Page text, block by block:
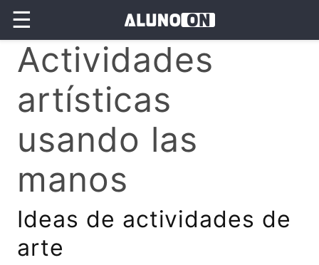
☰
Actividades
artísticas
usando las
manos
Ideas de actividades de
arte